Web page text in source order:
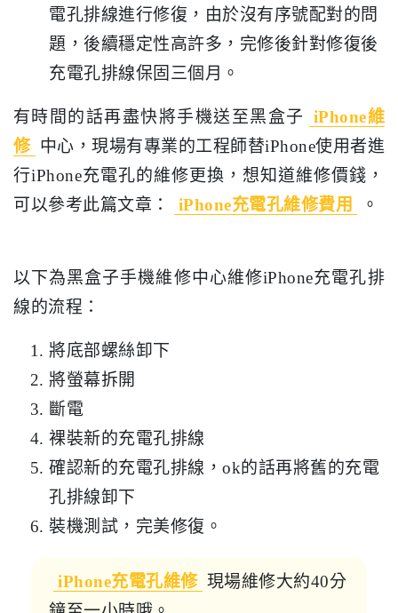
電孔排線進行修復，由於沒有序號配對的問
題，後續穩定性高許多，完修後針對修復後
充電孔排線保固三個月。
有時間的話再盡快將手機送至黑盒子
iPhone維
修 中心，現場有專業的工程師替iPhone使用者進
行iPhone充電孔的維修更換，想知道維修價錢，
可以參考此篇文章：
iPhone充電孔維修費用 。
以下為黑盒子手機維修中心維修iPhone充電孔排
線的流程：
將底部螺絲卸下
將螢幕拆開
斷電
裸裝新的充電孔排線
確認新的充電孔排線，ok的話再將舊的充電
孔排線卸下
裝機測試，完美修復。
iPhone充電孔維修 現場維修大約40分